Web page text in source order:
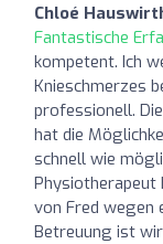
Chloé
Fantastische
kompetent. Ich
Knieschmerzes
professionell.
hat die
schnell wie
Physiotherapeut
von Fred wegen
Betreuung ist